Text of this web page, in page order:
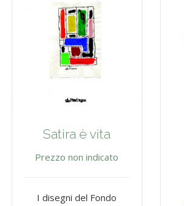
Satira è vita
Prezzo non indicato
I disegni del Fondo